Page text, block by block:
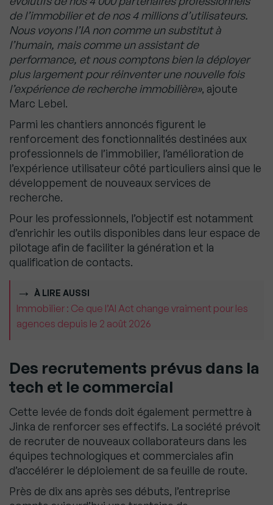
de l’immobilier et de nos 4 millions d’utilisateurs.
Nous voyons l’IA non comme un substitut à
l’humain, mais comme un assistant de
performance, et nous comptons bien la déployer
plus largement pour réinventer une nouvelle fois
l’expérience de recherche immobilière», ajoute
Marc Lebel.
Parmi les chantiers annoncés figurent le
renforcement des fonctionnalités destinées aux
professionnels de l’immobilier, l’amélioration de
l’expérience utilisateur côté particuliers ainsi que le
développement de nouveaux services de
recherche.
Pour les professionnels, l’objectif est notamment
d’enrichir les outils disponibles dans leur espace de
pilotage afin de faciliter la génération et la
qualification de contacts.
À LIRE AUSSI
Immobilier : Ce que l’AI Act change vraiment pour les
agences depuis le 2 août 2026
Des recrutements prévus dans la
tech et le commercial
Cette levée de fonds doit également permettre à
Jinka de renforcer ses effectifs. La société prévoit
de recruter de nouveaux collaborateurs dans les
équipes technologiques et commerciales afin
d’accélérer le déploiement de sa feuille de route.
Près de dix ans après ses débuts, l’entreprise